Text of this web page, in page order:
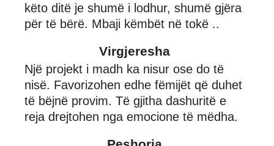
këto ditë je shumë i lodhur, shumë gjëra
për të bërë. Mbaji këmbët në tokë ..
Virgjeresha
Një projekt i madh ka nisur ose do të
nisë. Favorizohen edhe fëmijët që duhet
të bëjnë provim. Të gjitha dashuritë e
reja drejtohen nga emocione të mëdha.